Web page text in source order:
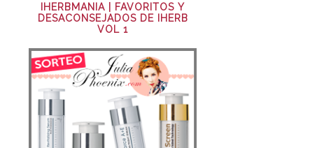
IHERBMANIA | FAVORITOS Y
DESACONSEJADOS DE IHERB
VOL 1